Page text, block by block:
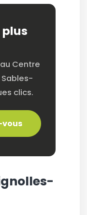
plus
Centre
clics.
vous